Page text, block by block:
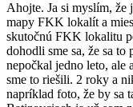
Ahojte. Ja si myslím, že
mapy FKK lokalít a
skutočnú FKK lokalitu
dohodli sme sa, že sa
nepočkal jedno leto, ale
sme to riešili. 2 roky a
napríklad foto, že by sa